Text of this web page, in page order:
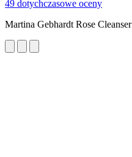
49 dotychczasowe oceny
Martina Gebhardt Rose Cleanser